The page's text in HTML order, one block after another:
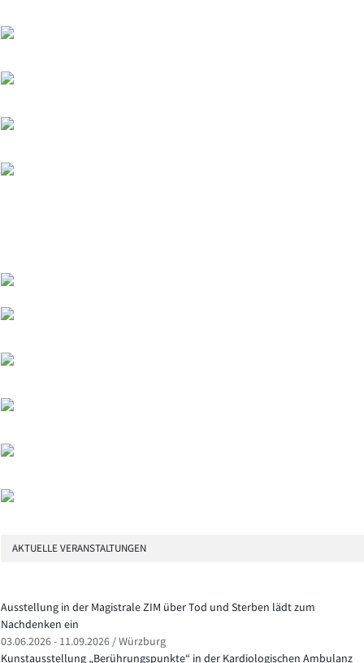
AKTUELLE VERANSTALTUNGEN
Ausstellung in der Magistrale ZIM über Tod und Sterben lädt zum
Nachdenken ein
03.06.2026 - 11.09.2026 / Würzburg
Kunstausstellung „Berührungspunkte“ in der Kardiologischen Ambulanz